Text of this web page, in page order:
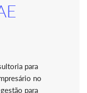
para
no
para